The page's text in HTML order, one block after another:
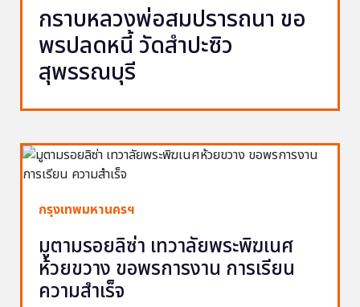
กราบหลวงพ่อสมปรารถนา ขอ
พรปลดหนี้ วัดสำปะซิว
สุพรรณบุรี
กรุงเทพมหานครฯ
มูตามรอยลิซ่า เทวาลัยพระพิฆเนศ
ห้วยขวาง ขอพรการงาน การเรียน
ความสำเร็จ